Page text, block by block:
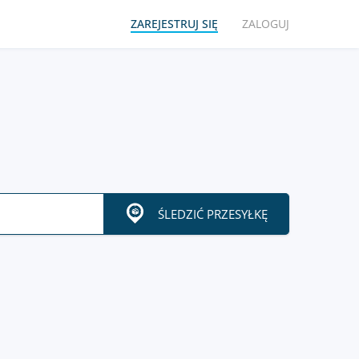
ZAREJESTRUJ SIĘ ZALOGUJ
ŚLEDZIĆ PRZESYŁKĘ